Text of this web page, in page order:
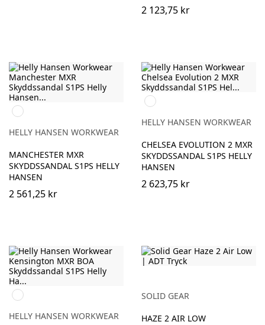
2 123,75 kr
999
BLACK/GREY
HELLY HANSEN WORKWEAR
MANCHESTER MXR
SKYDDSSANDAL S1PS HELLY
HANSEN
2 561,25 kr
992
BLACK/ORANGE
HELLY HANSEN WORKWEAR
CHELSEA EVOLUTION 2 MXR
SKYDDSSANDAL S1PS HELLY
HANSEN
2 623,75 kr
991
BLACK/WHITE
HELLY HANSEN WORKWEAR
SOLID GEAR
HAZE 2 AIR LOW